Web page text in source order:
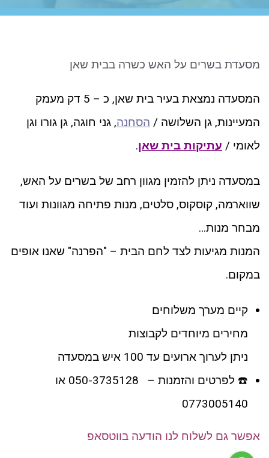
מסעדת בשרים על האש כשרה בבית שאן
המסעדה נמצאת בעיר בית שאן, כ – 5 דק מעמק
המעיינות, גן השלושה / הסחנה, גני חוגה, גן גורו וגן
לאומי / עתיקות בית שאן.
במסעדה ניתן להזמין מגוון רחב של בשרים על האש,
שווארמה, קוסקוס, סלטים, מנות פתיחה מגוונות ועוד
מבחר מנות…
המנות מגיעות לצד לחם הבית – "הפרנה" שאנו אופים
במקום.
קיים מערך משלוחים
מחירים מיוחדים לקבוצות
ניתן לערוך ארועים עד 100 איש במסעדה
☎️ לפרטים והזמנות – 050-3735128 או
0773005140
אפשר גם לשלוח לנו הודעה בווטסאפ